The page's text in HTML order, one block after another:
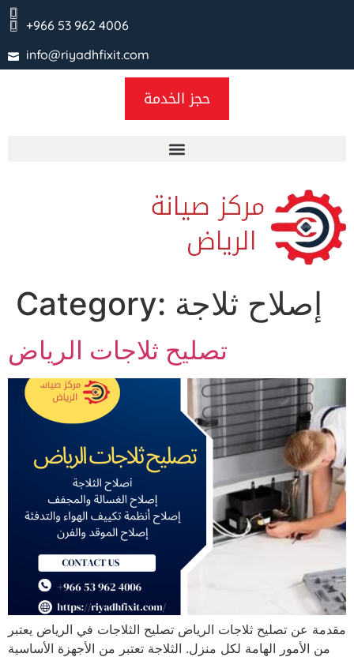
+966 53 962 4006
info@riyadhfixit.com
حجز الخدمة
Category: إصلاح ثلاجة
تصليح ثلاجات الرياض
مقدمة عن تصليح ثلاجات الرياض تصليح الثلاجات في الرياض يعتبر
من الأمور الهامة لكل منزل. الثلاجة تعتبر من الأجهزة الأساسية